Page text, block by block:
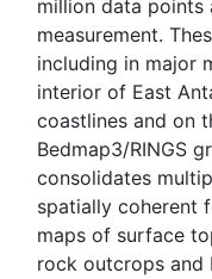
million data points
measurement.
including in major
interior of East
coastlines and on
Bedmap3/RINGS
consolidates
spatially coherent
maps of surface
rock outcrops and